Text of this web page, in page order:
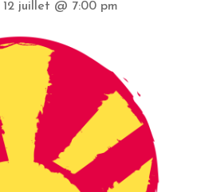
12 juillet @ 7:00 pm